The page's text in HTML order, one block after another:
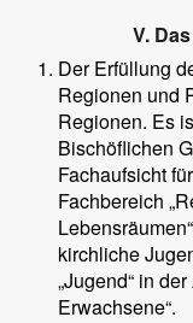
V.
Der Erfüllung
Regionen und
Regionen. Es
Bischöflichen
Fachaufsicht
Fachbereich
kirchliche
„Jugend“ in
Erwachsene“.